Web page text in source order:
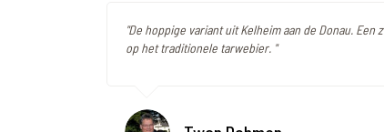
"De hoppige variant uit Kelheim aan de Donau. Een
op het traditionele tarwebier. "